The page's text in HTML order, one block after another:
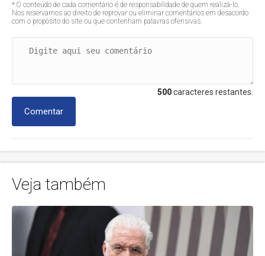
* O conteúdo de cada comentário é de responsabilidade de quem realizá-lo.
Nos reservamos ao direito de reprovar ou eliminar comentários em desacordo
com o propósito do site ou que contenham palavras ofensivas.
500caracteres restantes.
Comentar
Veja também